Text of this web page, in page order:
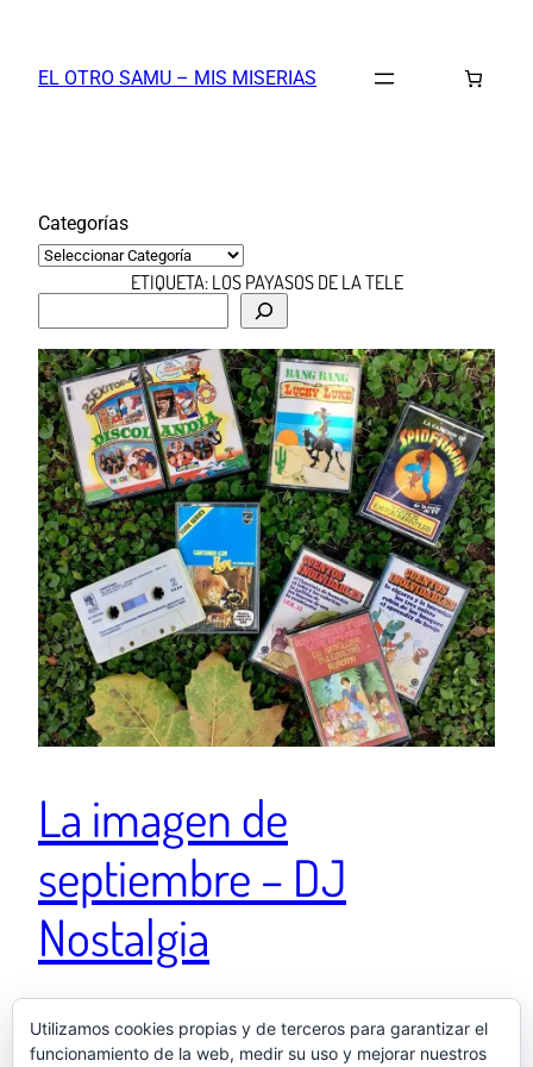
contenido
EL OTRO SAMU – MIS MISERIAS
Categorías
ETIQUETA:LOS PAYASOS DE LA TELE
s
c
a
r
La imagen de
septiembre – DJ
Nostalgia
Ver esta publicación en Instagram DJ Nostalgia
Enfermiza en sesión desde el Summer End Fest. Una
Utilizamos cookies propias y de terceros para garantizar el
funcionamiento de la web, medir su uso y mejorar nuestros